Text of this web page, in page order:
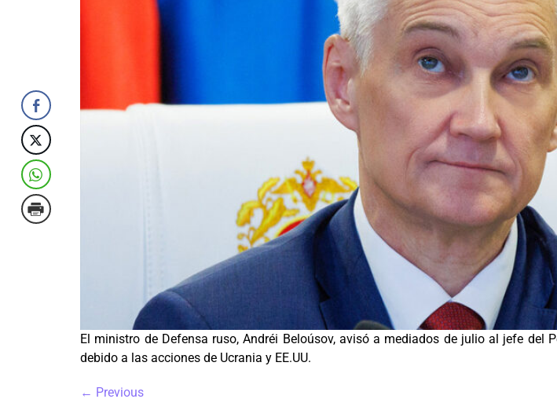
El ministro de Defensa ruso, Andréi Beloúsov, avisó a mediados de julio al jefe
debido a las acciones de Ucrania y EE.UU.
← Previous